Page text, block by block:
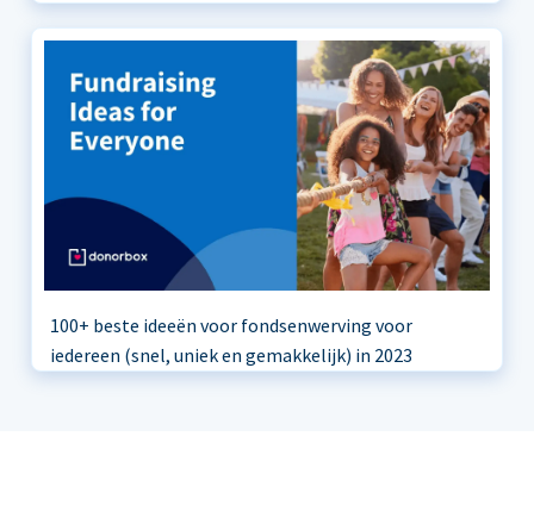
100+ beste ideeën voor fondsenwerving voor
iedereen (snel, uniek en gemakkelijk) in 2023